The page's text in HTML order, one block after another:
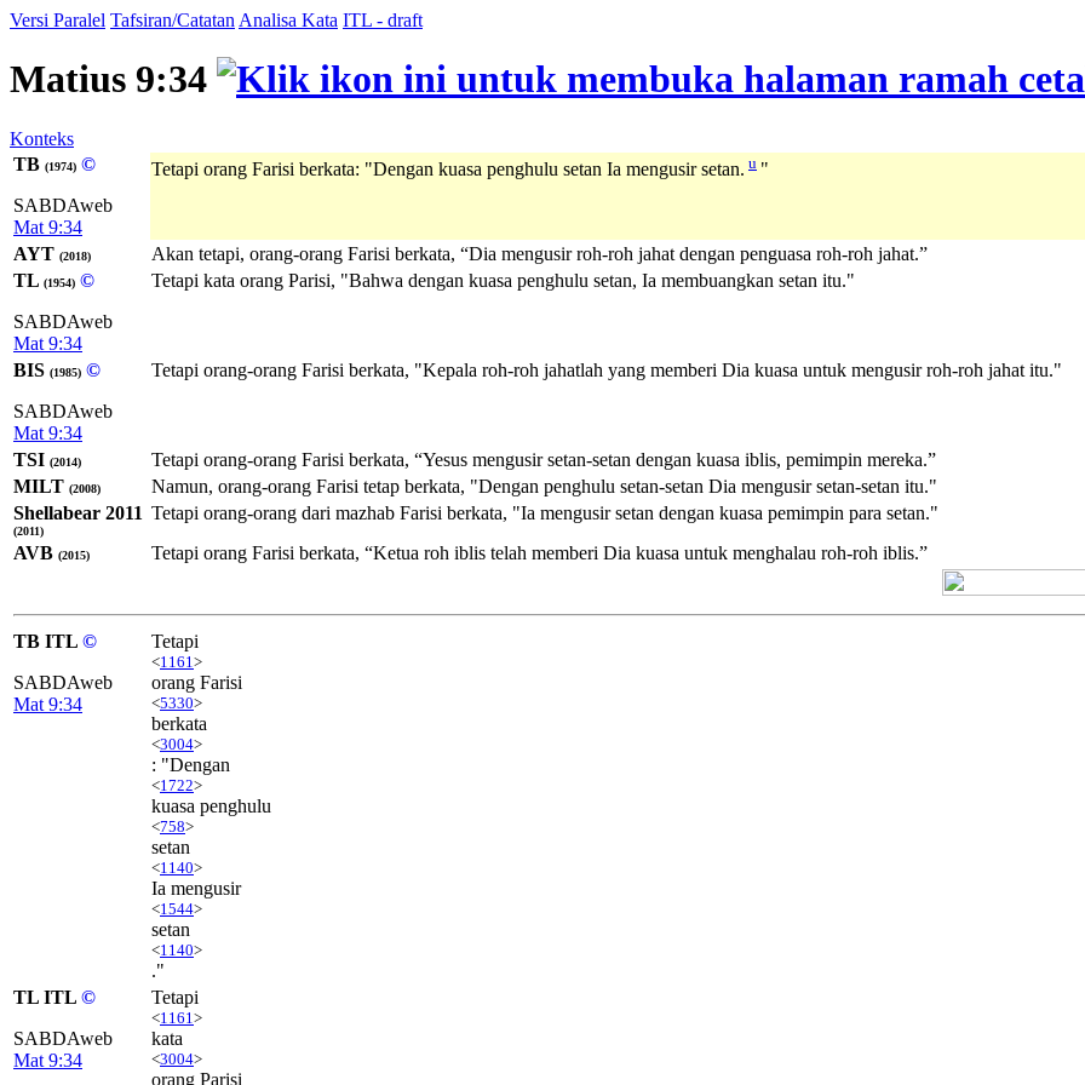
Versi Paralel Tafsiran/Catatan Analisa Kata ITL - draft
Matius 9:34
Konteks
TB (1974) ©
SABDAweb
Mat 9:34
Tetapi orang Farisi berkata: "Dengan kuasa penghulu setan Ia mengusir setan. u "
AYT (2018)
Akan tetapi, orang-orang Farisi berkata, “Dia mengusir roh-roh jahat dengan penguasa roh-roh jahat.”
TL (1954) ©
SABDAweb
Mat 9:34
Tetapi kata orang Parisi, "Bahwa dengan kuasa penghulu setan, Ia membuangkan setan itu."
BIS (1985) ©
SABDAweb
Mat 9:34
Tetapi orang-orang Farisi berkata, "Kepala roh-roh jahatlah yang memberi Dia kuasa untuk mengusir roh-roh jahat itu."
TSI (2014)
Tetapi orang-orang Farisi berkata, “Yesus mengusir setan-setan dengan kuasa iblis, pemimpin mereka.”
MILT (2008)
Namun, orang-orang Farisi tetap berkata, "Dengan penghulu setan-setan Dia mengusir setan-setan itu."
Shellabear 2011
(2011)
Tetapi orang-orang dari mazhab Farisi berkata, "Ia mengusir setan dengan kuasa pemimpin para setan."
AVB (2015) Tetapi orang Farisi berkata, “Ketua roh iblis telah memberi Dia kuasa untuk menghalau roh-roh iblis.”
TB ITL ©
SABDAweb
Mat 9:34
Tetapi
<1161 >
orang Farisi
<5330>
berkata
<3004>
: "Dengan
<1722>
kuasa penghulu
<758>
setan
<1140>
Ia mengusir
<1544>
setan
<1140>
."
TL ITL ©
SABDAweb
Mat 9:34
Tetapi
<1161 >
kata
<3004>
orang Parisi